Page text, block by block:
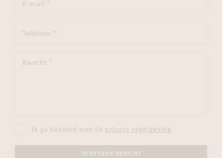
Ik ga akkoord met de privacy regelgeving
VERSTUUR BERICHT